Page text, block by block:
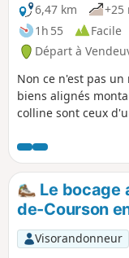
6,47 km
+25
1h 55
Facile
Départ à
Non ce n'est pas
biens alignés
colline sont ceux
renaissance date de
votre randonnée
accents méridionaux.
Le bocage
de-Courson
Visorandonneur